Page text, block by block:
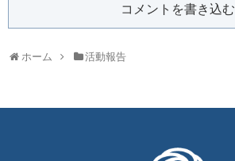
コメントを書き込む
ホーム 活動報告